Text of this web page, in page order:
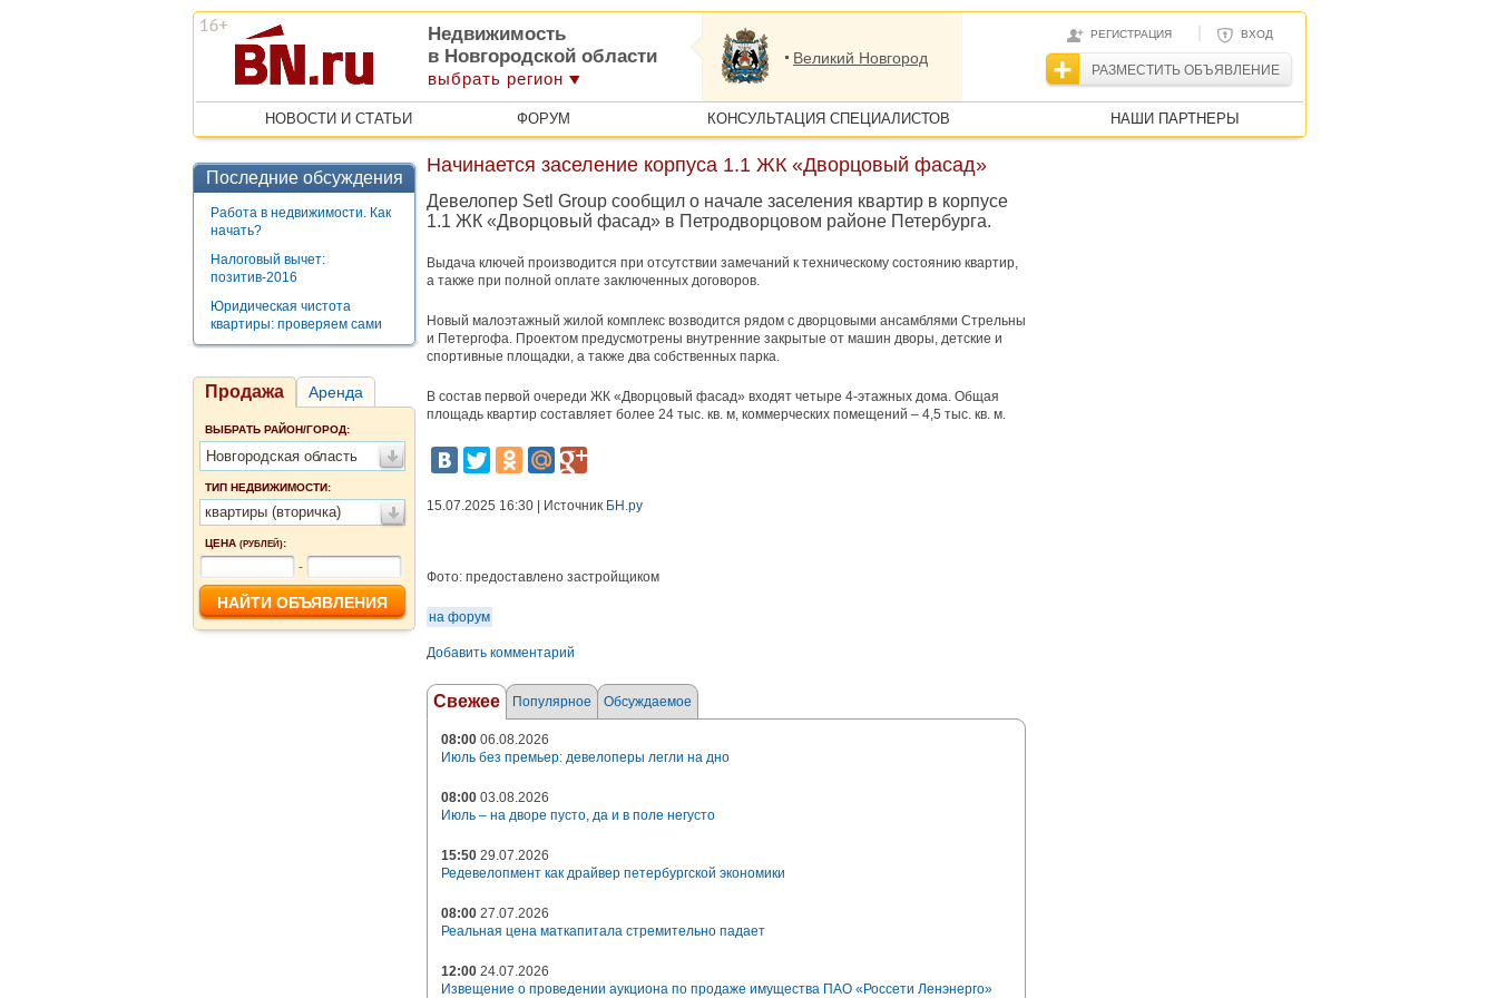
РЕГИСТРАЦИЯ | ВХОД
РАЗМЕСТИТЬ ОБЪЯВЛЕНИЕ
Недвижимость
в Новгородской области
выбрать регион
Великий Новгород
НОВОСТИ И СТАТЬИ ФОРУМ КОНСУЛЬТАЦИЯ СПЕЦИАЛИСТОВ НАШИ ПАРТНЕРЫ
Последние обсуждения
Работа в недвижимости. Как
начать?
Налоговый вычет:
позитив-2016
Юридическая чистота
квартиры: проверяем сами
Продажа Аренда
ВЫБРАТЬ РАЙОН/ГОРОД:
Новгородская область
ТИП НЕДВИЖИМОСТИ:
квартиры (вторичка)
ЦЕНА (РУБЛЕЙ):
-
Начинается заселение корпуса 1.1 ЖК «Дворцовый фасад»
Девелопер Setl Group сообщил о начале заселения квартир в корпусе
1.1 ЖК «Дворцовый фасад» в Петродворцовом районе Петербурга.
Выдача ключей производится при отсутствии замечаний к техническому состоянию квартир,
а также при полной оплате заключенных договоров.
Новый малоэтажный жилой комплекс возводится рядом с дворцовыми ансамблями Стрельны
и Петергофа. Проектом предусмотрены внутренние закрытые от машин дворы, детские и
спортивные площадки, а также два собственных парка.
В состав первой очереди ЖК «Дворцовый фасад» входят четыре 4-этажных дома. Общая
площадь квартир составляет более 24 тыс. кв. м, коммерческих помещений – 4,5 тыс. кв. м.
15.07.2025 16:30 | Источник БН.ру
Фото: предоставлено застройщиком
на форум
Добавить комментарий
Свежее Популярное Обсуждаемое
08:00 06.08.2026
Июль без премьер: девелоперы легли на дно
08:00 03.08.2026
Июль – на дворе пусто, да и в поле негусто
15:50 29.07.2026
Редевелопмент как драйвер петербургской экономики
08:00 27.07.2026
Реальная цена маткапитала стремительно падает
12:00 24.07.2026
Извещение о проведении аукциона по продаже имущества ПАО «Россети Ленэнерго»